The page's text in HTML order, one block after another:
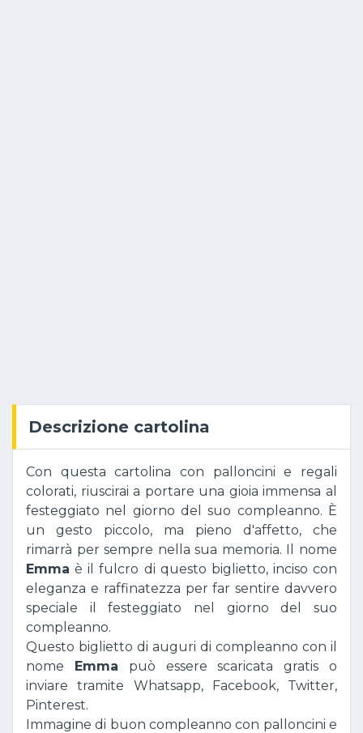
Descrizione cartolina
Con questa cartolina con palloncini e regali
colorati, riuscirai a portare una gioia immensa al
festeggiato nel giorno del suo compleanno. È
un gesto piccolo, ma pieno d'affetto, che
rimarrà per sempre nella sua memoria. Il nome
Emma è il fulcro di questo biglietto, inciso con
eleganza e raffinatezza per far sentire davvero
speciale il festeggiato nel giorno del suo
compleanno.
Questo biglietto di auguri di compleanno con il
nome Emma può essere scaricata gratis o
inviare tramite Whatsapp, Facebook, Twitter,
Pinterest.
Immagine di buon compleanno con palloncini e